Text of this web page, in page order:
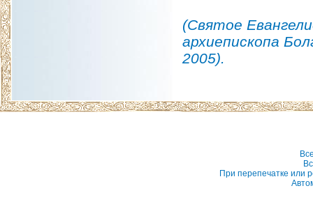
(Святое
архиепископа
2005).
При перепечатке или